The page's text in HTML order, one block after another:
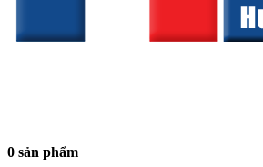
0 sản phẩm